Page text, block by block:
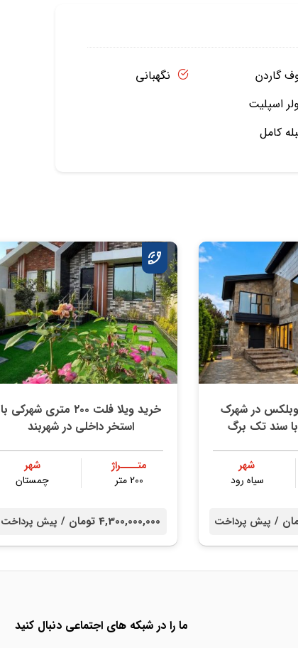
گاردن
اسپلیت
کامل
نگهبانی
در شهرک
با سند تك برگ
شهر
سیاه رود
پیش پرداخت
خريد ويلا فلت ٢٠٠ متري شهركي با
استخر داخلي در شهربند
متــــراژ
200 متر
شهر
چمستان
4,300,000,000 تومان / پیش پرداخت
ما را در شبکه های اجتماعی دنبال کنید